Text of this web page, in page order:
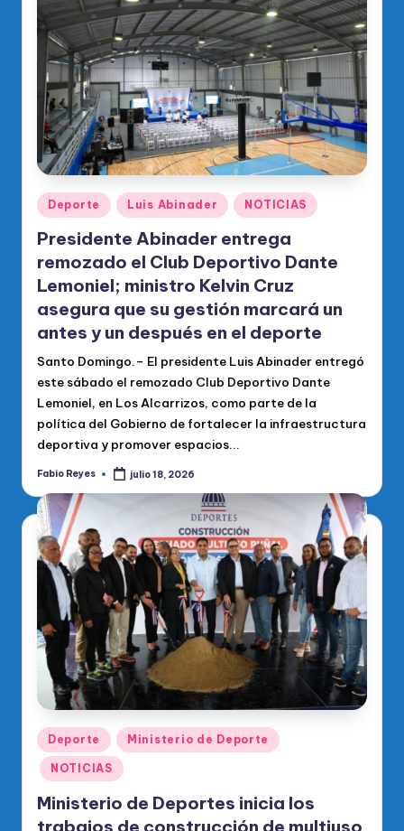
Publicado
en
Deporte Luis Abinader NOTICIAS
Presidente Abinader entrega
remozado el Club Deportivo Dante
Lemoniel; ministro Kelvin Cruz
asegura que su gestión marcará un
antes y un después en el deporte
Santo Domingo.– El presidente Luis Abinader entregó
este sábado el remozado Club Deportivo Dante
Lemoniel, en Los Alcarrizos, como parte de la
política del Gobierno de fortalecer la infraestructura
deportiva y promover espacios...
Publicado
Fabio Reyes julio 18, 2026
Publicado
en
Deporte Ministerio de Deporte
NOTICIAS
Ministerio de Deportes inicia los
trabajos de construcción de multiuso